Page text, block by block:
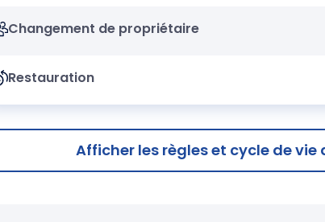
Changement de propriétaire
Restauration
Afficher les règles et cycle de